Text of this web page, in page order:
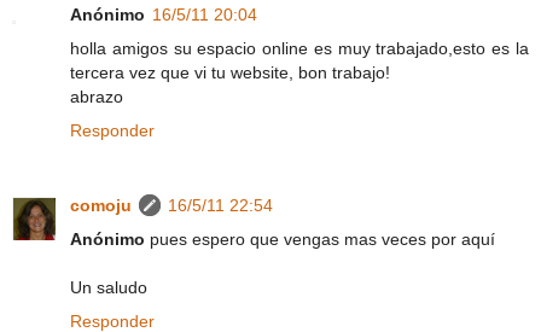
Anónimo 16/5/11 20:04
holla amigos su espacio online es muy trabajado,esto es la
tercera vez que vi tu website, bon trabajo!
abrazo
Responder
comoju
16/5/11 22:54
Anónimo pues espero que vengas mas veces por aquí
Un saludo
Responder